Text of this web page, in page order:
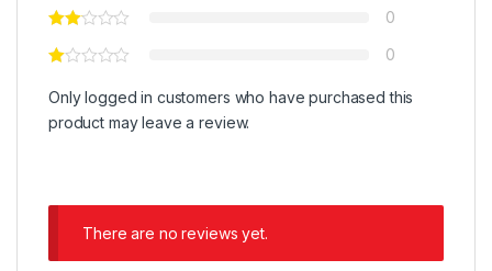
0
0
Only logged in customers who have purchased this
product may leave a review.
There are no reviews yet.